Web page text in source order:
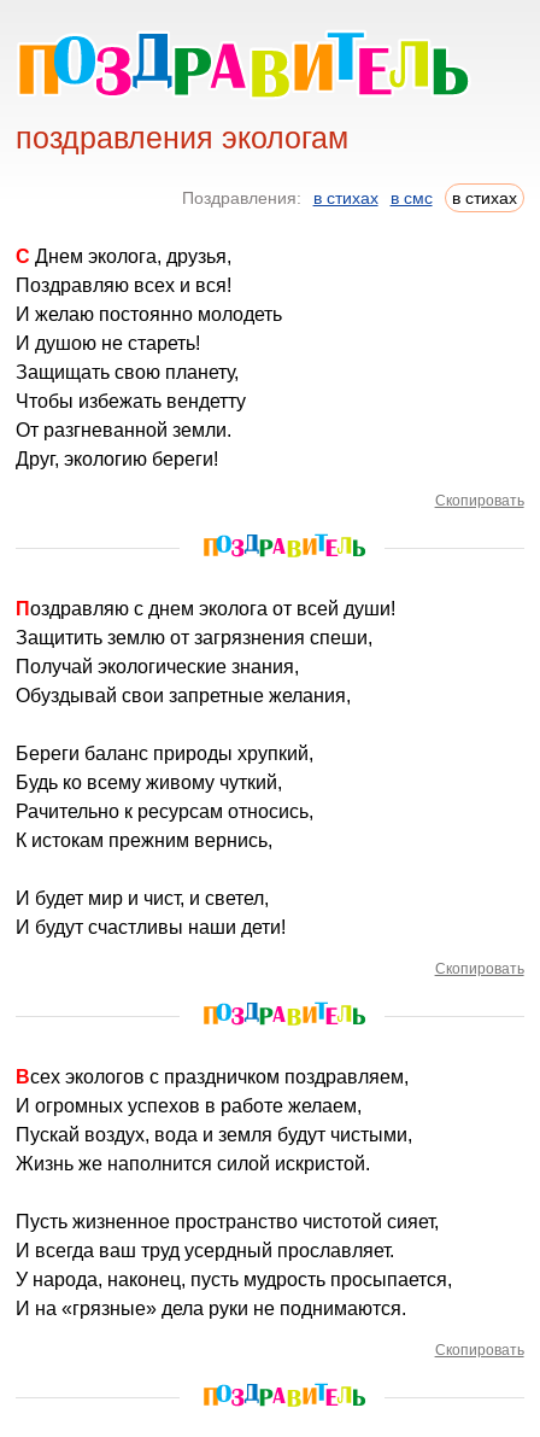
поздравления экологам
Поздравления: в стихах в смс в стихах
С Днем эколога, друзья,
Поздравляю всех и вся!
И желаю постоянно молодеть
И душою не стареть!
Защищать свою планету,
Чтобы избежать вендетту
От разгневанной земли.
Друг, экологию береги!
Скопировать
Поздравляю с днем эколога от всей души!
Защитить землю от загрязнения спеши,
Получай экологические знания,
Обуздывай свои запретные желания,
Береги баланс природы хрупкий,
Будь ко всему живому чуткий,
Рачительно к ресурсам относись,
К истокам прежним вернись,
И будет мир и чист, и светел,
И будут счастливы наши дети!
Скопировать
Всех экологов с праздничком поздравляем,
И огромных успехов в работе желаем,
Пускай воздух, вода и земля будут чистыми,
Жизнь же наполнится силой искристой.
Пусть жизненное пространство чистотой сияет,
И всегда ваш труд усердный прославляет.
У народа, наконец, пусть мудрость просыпается,
И на «грязные» дела руки не поднимаются.
Скопировать